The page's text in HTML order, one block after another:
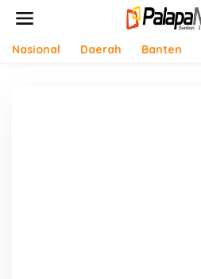
Nasional Daerah Banten